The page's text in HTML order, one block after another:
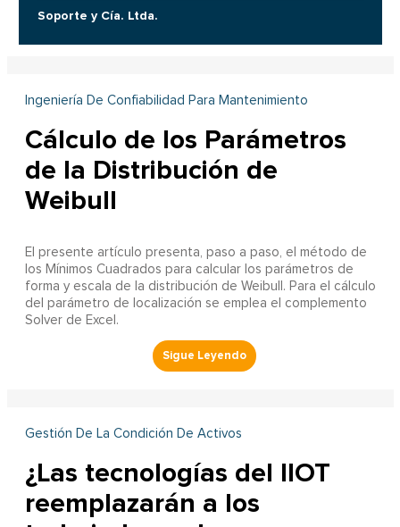
Soporte y Cía. Ltda.
Ingeniería De Confiabilidad Para Mantenimiento
Cálculo de los Parámetros
de la Distribución de
Weibull
El presente artículo presenta, paso a paso, el método de
los Mínimos Cuadrados para calcular los parámetros de
forma y escala de la distribución de Weibull. Para el cálculo
del parámetro de localización se emplea el complemento
Solver de Excel.
Gestión De La Condición De Activos
¿Las tecnologías del IIOT
reemplazarán a los